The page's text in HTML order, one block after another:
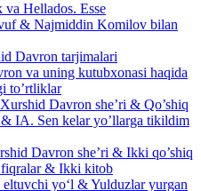
Hellados. Esse
& Najmiddin Komilov bilan
Davron tarjimalari
va uning kutubxonasi haqida
to’rtliklar
Davron she’ri & Qo’shiq
IA. Sen kelar yo’llarga tikildim
Davron she’ri & Ikki qo’shiq
fiqralar & Ikki kitob
yo‘l & Yulduzlar yurgan